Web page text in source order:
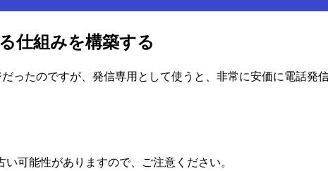
仕組みを構築する
たのですが、発信専用として使うと、非常に安価に電話発
可能性がありますので、ご注意ください。